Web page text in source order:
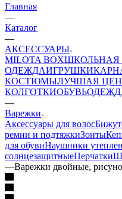
Главная
—
Каталог
—
АКСЕССУАРЫ
MILOTA BOXШКОЛЬНАЯ
ОДЕЖДАИГРУШКИ
КОСТЮМЫЛУЧШАЯ
КОЛГОТКИОБУВЬ
—
Варежки
Аксессуары для волос
ремни и подтяжкиЗонты
для обувиНаушники
солнцезащитныеПерчатки
—Варежки двойные,